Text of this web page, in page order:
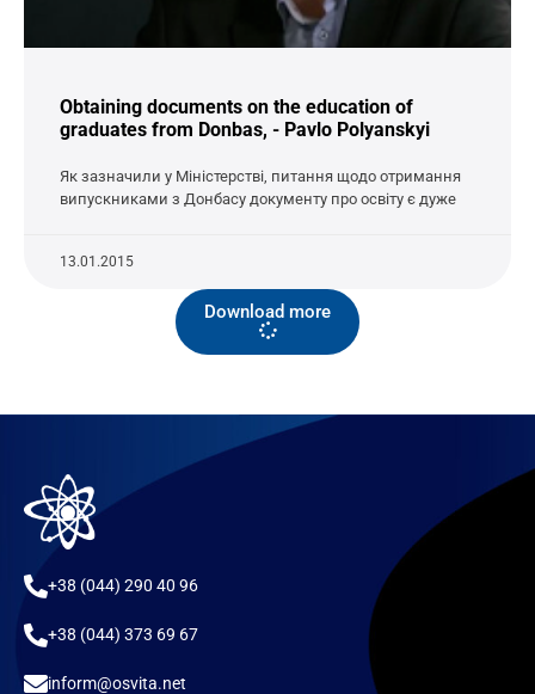
Obtaining documents on the education of
graduates from Donbas, - Pavlo Polyanskyi
Як зазначили у Міністерстві, питання щодо отримання
випускниками з Донбасу документу про освіту є дуже
13.01.2015
Download more
+38 (044) 290 40 96
+38 (044) 373 69 67
inform@osvita.net